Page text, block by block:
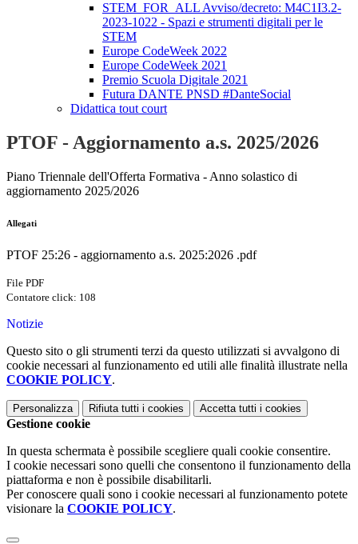
STEM_FOR_ALL Avviso/decreto: M4C1I3.2-
2023-1022 - Spazi e strumenti digitali per le
STEM
Europe CodeWeek 2022
Europe CodeWeek 2021
Premio Scuola Digitale 2021
Futura DANTE PNSD #DanteSocial
Didattica tout court
PTOF - Aggiornamento a.s. 2025/2026
Piano Triennale dell'Offerta Formativa - Anno solastico di
aggiornamento 2025/2026
Allegati
PTOF 25:26 - aggiornamento a.s. 2025:2026 .pdf
File PDF
Contatore click: 108
Notizie
Questo sito o gli strumenti terzi da questo utilizzati si avvalgono di
cookie necessari al funzionamento ed utili alle finalità illustrate nella
COOKIE POLICY.
Personalizza Rifiuta tutti i cookies Accetta tutti i cookies
Gestione cookie
In questa schermata è possibile scegliere quali cookie consentire.
I cookie necessari sono quelli che consentono il funzionamento della
piattaforma e non è possibile disabilitarli.
Per conoscere quali sono i cookie necessari al funzionamento potete
visionare la COOKIE POLICY.